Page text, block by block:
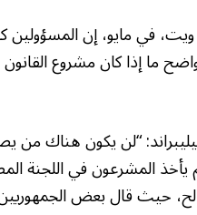
في مايو، إن المسؤولين
ما إذا كان مشروع
جيليبراند: “لن يكون هناك
يأخذ المشرعون في اللجنة
حيث قال بعض